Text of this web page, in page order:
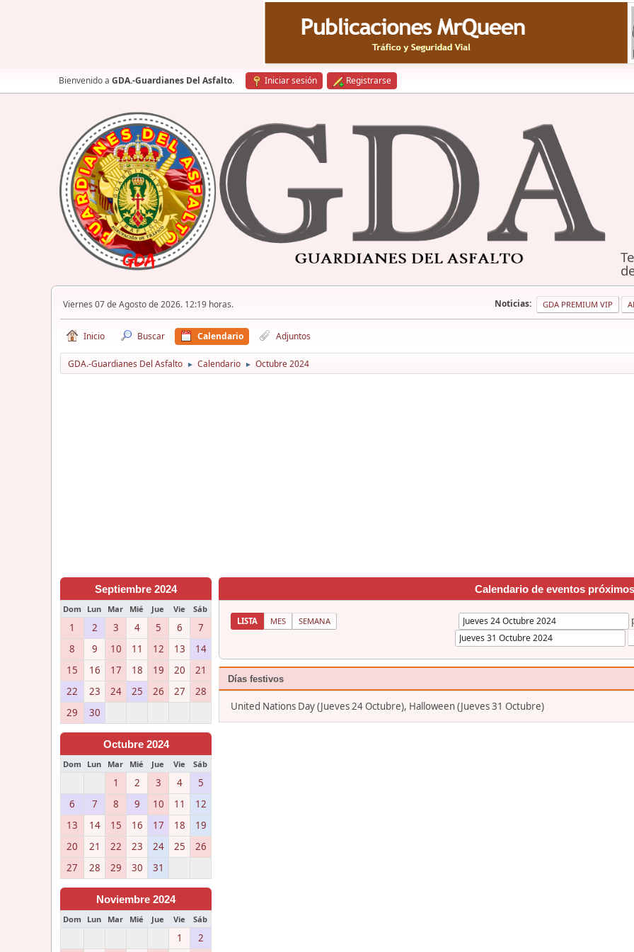
Bienvenido a GDA.-Guardianes Del Asfalto. Iniciar sesión Registrarse
Viernes 07 de Agosto de 2026. 12:19 horas. Noticias: GDA PREMIUM VIP
Inicio Buscar Calendario Adjuntos
GDA.-Guardianes Del Asfalto ► Calendario ► Octubre 2024
Septiembre 2024
Dom Lun Mar Mié Jue Vie Sáb
1 2 3 4 5 6
7
8
9 10 11 12 13
14
15
16 17 18 19 20
21
22
23 24 25 26 27
28
29
30
Octubre 2024
Dom Lun Mar Mié Jue Vie Sáb
1 2 3 4
5
6
7 8 9 10 11
12
13
14 15 16 17 18
19
20
21 22 23 24 25
26
27
28 29 30 31
Noviembre 2024
Dom Lun Mar Mié Jue Vie Sáb
1 2
Calendario de eventos próximos
LISTA MES SEMANA
Días festivos
United Nations Day (Jueves 24 Octubre), Halloween (Jueves 31 Octubre)